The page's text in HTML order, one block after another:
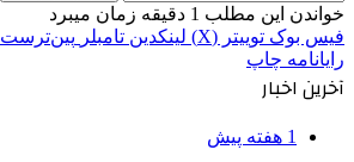
خواندن این مطلب 1 دقیقه زمان میبرد
فیس بوک توییتر (X) لینکدین ‫تامبلر ‫پین‌ترست
رایانامه چاپ
آخرین اخبار
1 هفته پیش